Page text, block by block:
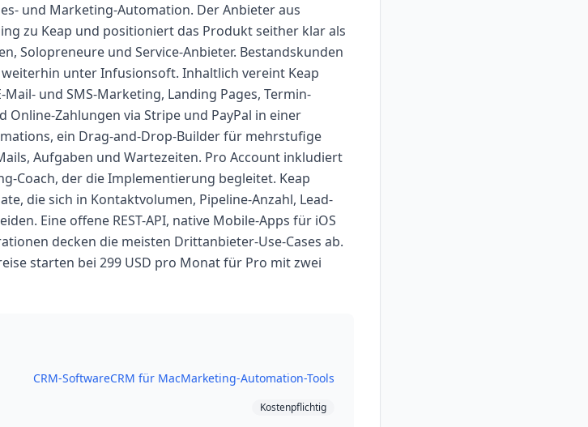
und Marketing-Automation. Der Anbieter aus
zu Keap und positioniert das Produkt seither klar als
Solopreneure und Service-Anbieter. Bestandskunden
unter Infusionsoft. Inhaltlich vereint Keap
und SMS-Marketing, Landing Pages, Termin-
Zahlungen via Stripe und PayPal in einer
ein Drag-and-Drop-Builder für mehrstufige
Aufgaben und Wartezeiten. Pro Account inkludiert
Coach, der die Implementierung begleitet. Keap
die sich in Kontaktvolumen, Pipeline-Anzahl, Lead-
Eine offene REST-API, native Mobile-Apps für iOS
decken die meisten Drittanbieter-Use-Cases ab.
starten bei 299 USD pro Monat für Pro mit zwei
CRM-SoftwareCRM für MacMarketing-Automation-Tools
Kostenpflichtig